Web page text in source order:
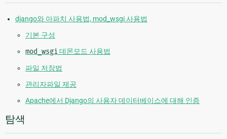
django와 아파치 사용법, mod_wsgi 사용법
기본 구성
mod_wsgi데몬모드 사용법
파일 저장법
관리자파일 제공
Apache에서 Django의 사용자 데이터베이스에 대해 인증
탐색